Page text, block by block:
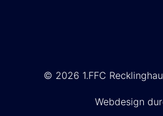
© 2026 1.FFC
Webdesign